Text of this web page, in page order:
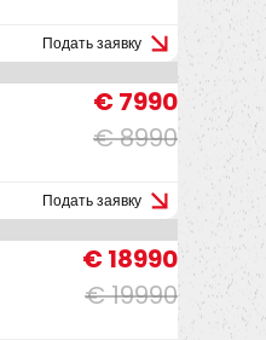
Подать заявку
€ 8990
€ 7990
Подать заявку
€ 19990
€ 18990